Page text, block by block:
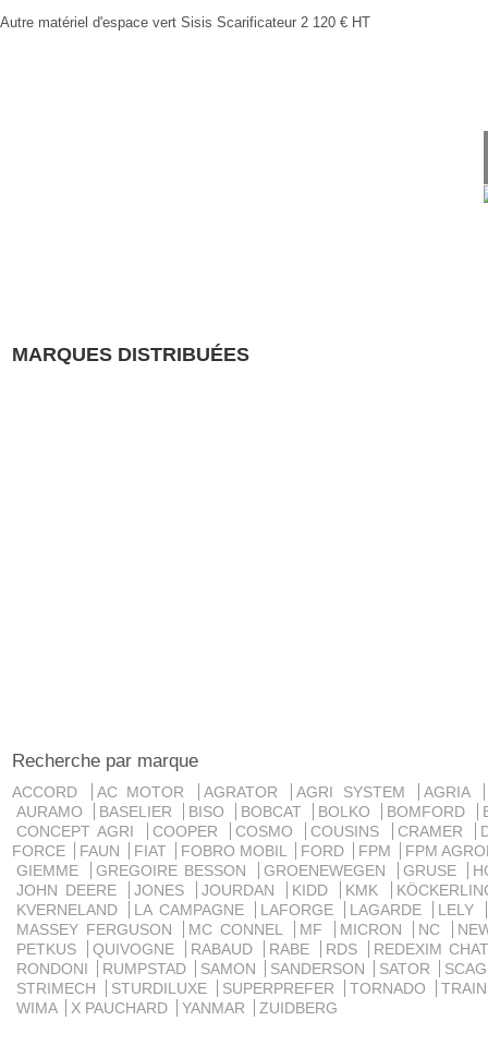
Autre matériel d'espace vert Sisis Scarificateur 2 120 € HT
MARQUES DISTRIBUÉES
Recherche par marque
ACCORD AC MOTOR AGRATOR AGRI SYSTEM
AGRIA
AURAMO
BASELIER BISO BOBCAT BOLKO BOMFORD
CONCEPT AGRI
COOPER COSMO COUSINS CRAMER
FORCE
FAUN FIAT FOBRO MOBIL FORD FPM
FPM
GIEMME
GREGOIRE BESSON GROENEWEGEN GRUSE
JOHN DEERE
JONES JOURDAN KIDD KMK
KVERNELAND
LA CAMPAGNE LAFORGE LAGARDE
LELY
MASSEY FERGUSON
MC CONNEL MF MICRON NC
PETKUS
QUIVOGNE RABAUD RABE RDS
REDEXIM
RONDONI
RUMPSTAD SAMON SANDERSON SATOR
STRIMECH
STURDILUXE SUPERPREFER TORNADO
WIMA
X PAUCHARD YANMAR ZUIDBERG